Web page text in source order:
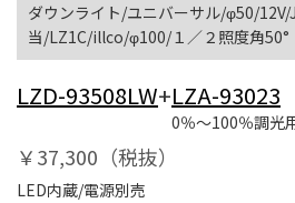
ダウンライト/ユニバーサル/φ50/12V/
当/LZ1C/illco/φ100/１／２照度角50°
LZD-93508LW+LZA-93023
0％～100％調光
￥37,300（税抜）
LED内蔵/電源別売